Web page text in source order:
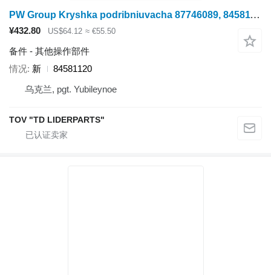
PW Group Kryshka podribniuvacha 87746089, 84581120
¥432.80 US$64.12 ≈ €55.50
备件 - 其他操作部件
情况 新
84581120
乌克兰, pgt. Yubileynoe
TOV "TD LIDERPARTS"